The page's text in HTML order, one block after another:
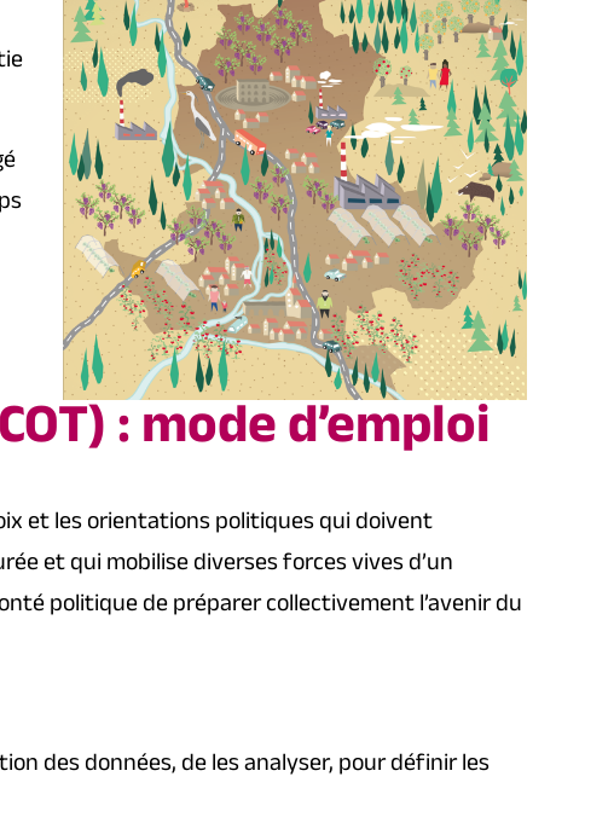
: mode d’emploi
et les orientations politiques qui doivent
et qui mobilise diverses forces vives d’un
politique de préparer collectivement l’avenir du
des données, de les analyser, pour définir les